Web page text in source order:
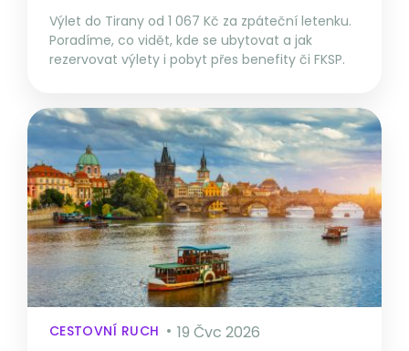
Výlet do Tirany od 1 067 Kč za zpáteční letenku.
Poradíme, co vidět, kde se ubytovat a jak
rezervovat výlety i pobyt přes benefity či FKSP.
CESTOVNÍ RUCH 19 Čvc 2026